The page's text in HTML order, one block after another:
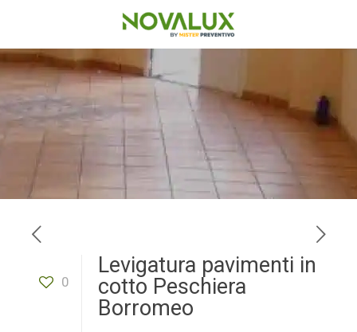
0
Levigatura pavimenti in
cotto Peschiera
Borromeo